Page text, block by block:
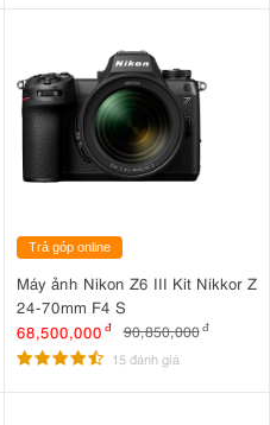
Trả góp online
Máy ảnh Nikon Z6 III Kit Nikkor Z
24-70mm F4 S
68,500,000 đ 90,850,000 đ
15 đánh giá